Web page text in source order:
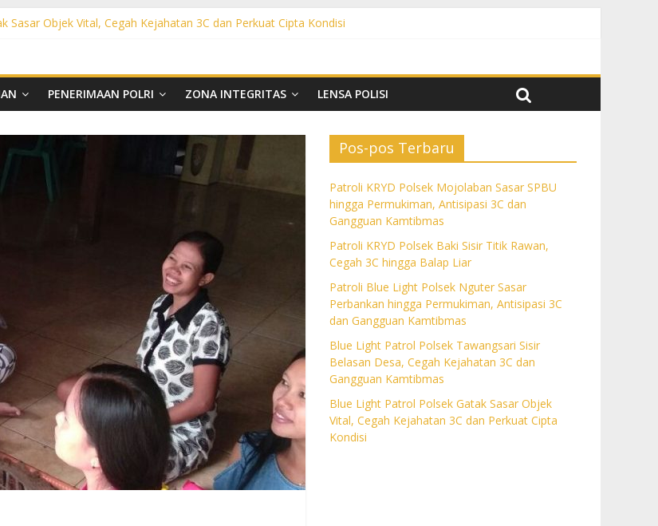
Sasar Objek Vital, Cegah Kejahatan 3C dan Perkuat Cipta Kondisi
Sasar Perbankan hingga Permukiman, Antisipasi 3C dan Gangguan Kamtibmas
Sisir Belasan Desa, Cegah Kejahatan 3C dan Gangguan Kamtibmas
PENERIMAAN POLRI ZONA INTEGRITAS LENSA POLISI
Pos-pos Terbaru
Patroli KRYD Polsek Mojolaban Sasar SPBU
hingga Permukiman, Antisipasi 3C dan
Gangguan Kamtibmas
Patroli KRYD Polsek Baki Sisir Titik Rawan,
Cegah 3C hingga Balap Liar
Patroli Blue Light Polsek Nguter Sasar
Perbankan hingga Permukiman, Antisipasi 3C
dan Gangguan Kamtibmas
Blue Light Patrol Polsek Tawangsari Sisir
Belasan Desa, Cegah Kejahatan 3C dan
Gangguan Kamtibmas
Blue Light Patrol Polsek Gatak Sasar Objek
Vital, Cegah Kejahatan 3C dan Perkuat Cipta
Kondisi